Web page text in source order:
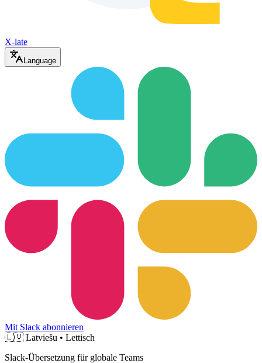
X-late
Language
Mit Slack abonnieren
🇱🇻 Latviešu • Lettisch
Slack-Übersetzung für globale Teams